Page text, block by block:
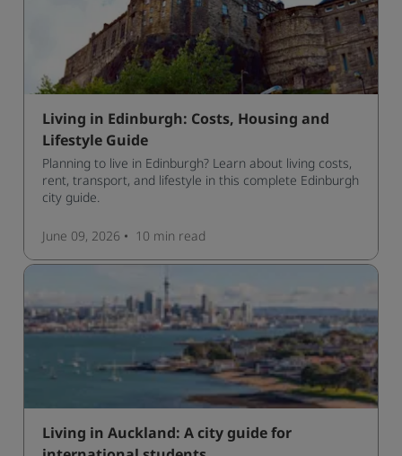
Living in Edinburgh: Costs, Housing and
Lifestyle Guide
Planning to live in Edinburgh? Learn about living costs,
rent, transport, and lifestyle in this complete Edinburgh
city guide.
June 09, 2026 10 min read
Living in Auckland: A city guide for